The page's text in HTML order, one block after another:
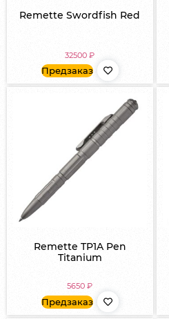
Remette Swordfish Red
32500₽
Предзаказ
Remette TP1A Pen
Titanium
5650₽
Предзаказ